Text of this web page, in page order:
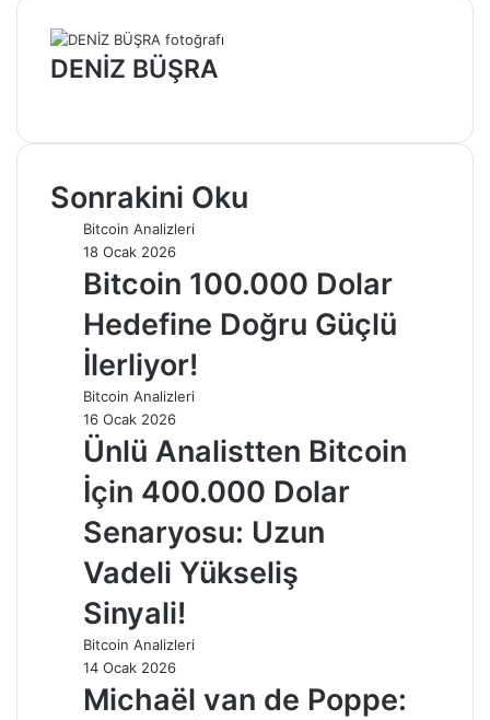
DENİZ BÜŞRA
Sonrakini Oku
Bitcoin Analizleri
18 Ocak 2026
Bitcoin 100.000 Dolar
Hedefine Doğru Güçlü
İlerliyor!
Bitcoin Analizleri
16 Ocak 2026
Ünlü Analistten Bitcoin
İçin 400.000 Dolar
Senaryosu: Uzun
Vadeli Yükseliş
Sinyali!
Bitcoin Analizleri
14 Ocak 2026
Michaël van de Poppe: